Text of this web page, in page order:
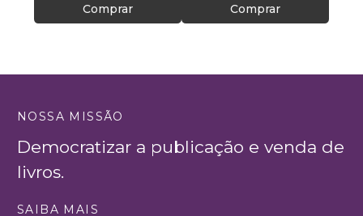
Comprar Comprar
NOSSA MISSÃO
Democratizar a publicação e venda de
livros.
SAIBA MAIS